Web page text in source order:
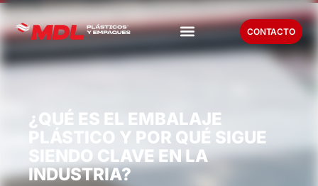
CONTACTO
¿QUÉ ES EL EMBALAJE
PLÁSTICO Y POR QUÉ SIGUE
SIENDO CLAVE EN LA
INDUSTRIA?